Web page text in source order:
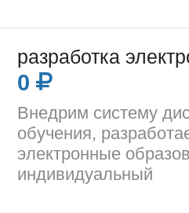
разработка
0
Внедрим систему
обучения,
электронные
индивидуальный